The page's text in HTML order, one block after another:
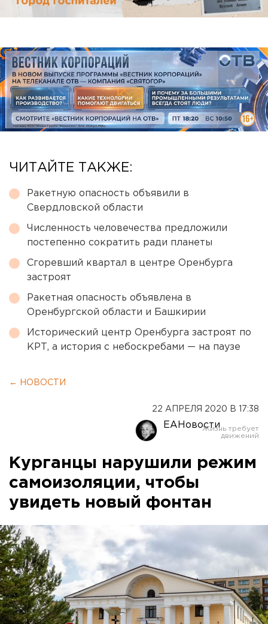
ЧИТАЙТЕ ТАКЖЕ:
Ракетную опасность объявили в
Свердловской области
Численность человечества предложили
постепенно сократить ради планеты
Сгоревший квартал в центре Оренбурга
застроят
Ракетная опасность объявлена в
Оренбургской области и Башкирии
Исторический центр Оренбурга застроят по
КРТ, а история с небоскребами — на паузе
← НОВОСТИ
22 АПРЕЛЯ 2020 В 17:38
ЕАНовости
Курганцы нарушили режим
самоизоляции, чтобы
увидеть новый фонтан